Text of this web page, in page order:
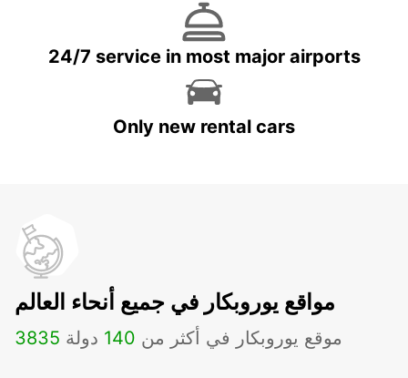
24/7 service in most major airports
Only new rental cars
مواقع يوروبكار في جميع أنحاء العالم
3835 موقع يوروبكار في أكثر من 140 دولة